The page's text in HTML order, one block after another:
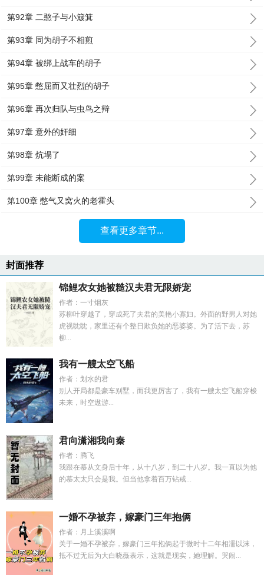
第92章 二憨子与小簸箕
第93章 同为胡子不相煎
第94章 被绑上战车的胡子
第95章 憋屈而又壮烈的胡子
第96章 再次归队与虫鸟之辩
第97章 意外的奸细
第98章 炕塌了
第99章 未能断成的案
第100章 憋气又窝火的老霍头
查看更多章节...
封面推荐
锦鲤农女她被糙汉夫君无限娇宠
作者：一寸烟灰
苏柳叶穿越了，穿成死了夫君的美艳小寡妇。外面的野男人对她
虎视眈眈，家里还有个整日欺负她的恶婆婆。为了活下去，苏
柳...
我有一艘太空飞船
作者：划水的君
别人开局都是豪车别墅，而我更厉害了，我有一艘太空飞船穿梭
未来，时空遨游...
君向潇湘我向秦
作者：腾飞
我跟在慕从文身后十年，从十八岁，到二十八岁。我一直以为他
的慕太太只会是我。但当他拿着百万钻戒...
一婚不孕被弃，嫁豪门三年抱俩
作者：月上溪溪啊
关于一婚不孕被弃，嫁豪门三年抱俩起于微时十二年相濡以沫，
抵不过无后为大白晓薇表示，这就是现实，她理解。哭闹...